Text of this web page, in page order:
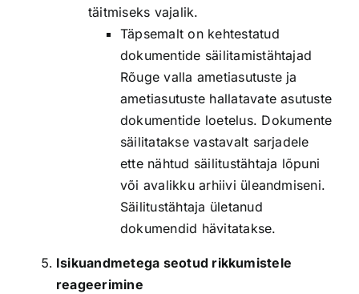
täitmiseks vajalik.
Täpsemalt on kehtestatud
dokumentide säilitamistähtajad
Rõuge valla ametiasutuste ja
ametiasutuste hallatavate asutuste
dokumentide loetelus. Dokumente
säilitatakse vastavalt sarjadele
ette nähtud säilitustähtaja lõpuni
või avalikku arhiivi üleandmiseni.
Säilitustähtaja ületanud
dokumendid hävitatakse.
Isikuandmetega seotud rikkumistele
reageerimine